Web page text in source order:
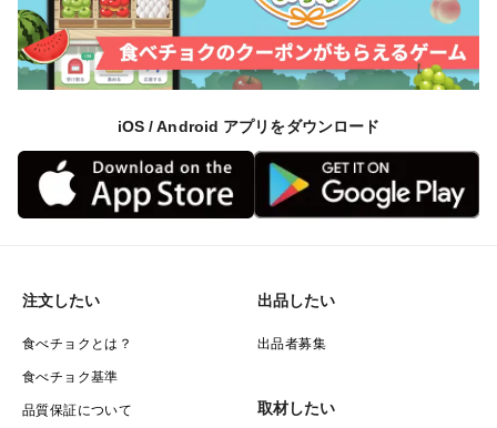
iOS / Android アプリをダウンロード
注文したい
食べチョクとは？
食べチョク基準
品質保証について
出品したい
出品者募集
取材したい